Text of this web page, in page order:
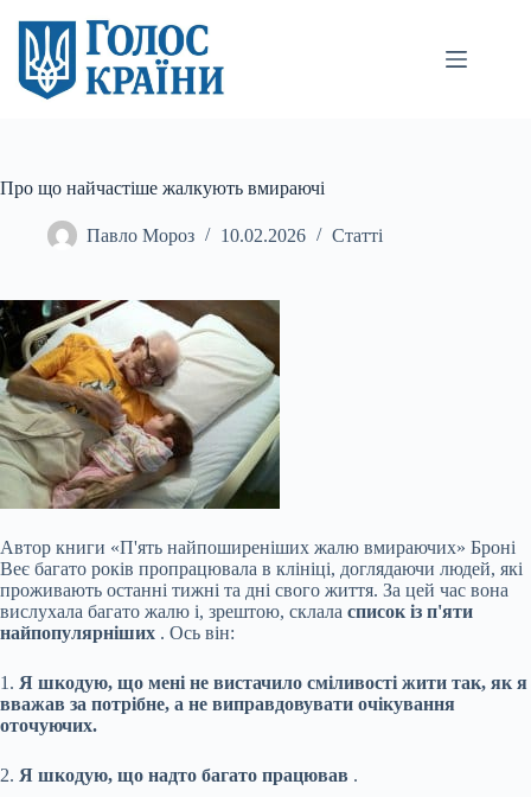
вмісту
Про що найчастіше жалкують вмираючі
Павло Мороз 10.02.2026 Статті
Автор книги «П'ять найпоширеніших жалю вмираючих» Броні
Веє багато років пропрацювала в клініці, доглядаючи людей, які
проживають останні тижні та дні свого життя. За цей час вона
вислухала багато жалю і, зрештою, склала список із п'яти
найпопулярніших . Ось він:
1. Я шкодую, що мені не вистачило сміливості жити так, як я
вважав за потрібне, а не виправдовувати очікування
оточуючих.
2. Я шкодую, що надто багато працював .